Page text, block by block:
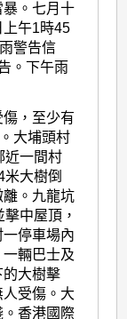
。七月十
上午1時45
警告信
。下午雨
，至少有
大埔頭村
近一間村
大樹倒
。九龍坑
中屋頂，
停車場內
輛巴士及
的大樹擊
受傷。大
香港國際